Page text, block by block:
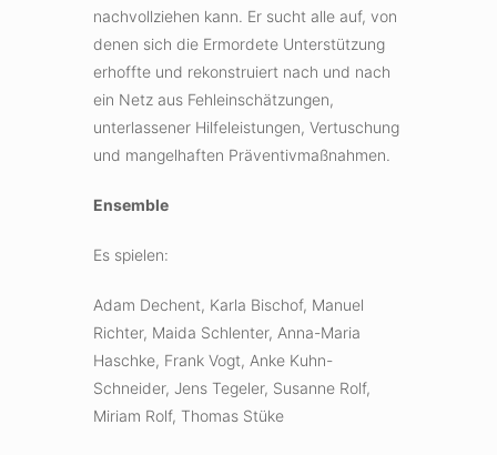
nachvollziehen kann. Er sucht alle auf, von
denen sich die Ermordete Unterstützung
erhoffte und rekonstruiert nach und nach
ein Netz aus Fehleinschätzungen,
unterlassener Hilfeleistungen, Vertuschung
und mangelhaften Präventivmaßnahmen.
Ensemble
Es spielen:
Adam Dechent, Karla Bischof, Manuel
Richter, Maida Schlenter, Anna-Maria
Haschke, Frank Vogt, Anke Kuhn-
Schneider, Jens Tegeler, Susanne Rolf,
Miriam Rolf, Thomas Stüke